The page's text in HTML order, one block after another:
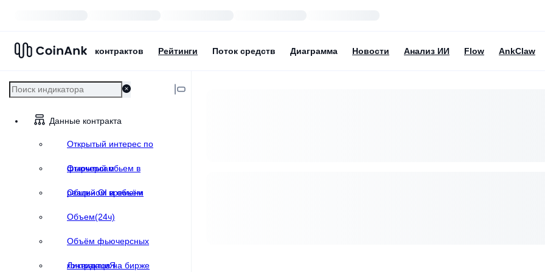
контрактов Рейтинги Поток средств Диаграмма Новости Анализ ИИ Flow AnkClaw
Данные контракта
Открытый интерес по
фьючерсам
Открытый обьем в
реальном времени
Общий OI и объём
Объем(24ч)
Объём фьючерсных
контрактов на бирже
ЛиквидациЯ